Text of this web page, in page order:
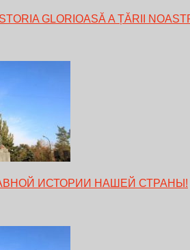
GLORIOASĂ A ȚĂRII
ИСТОРИИ НАШЕЙ СТРАНЫ!